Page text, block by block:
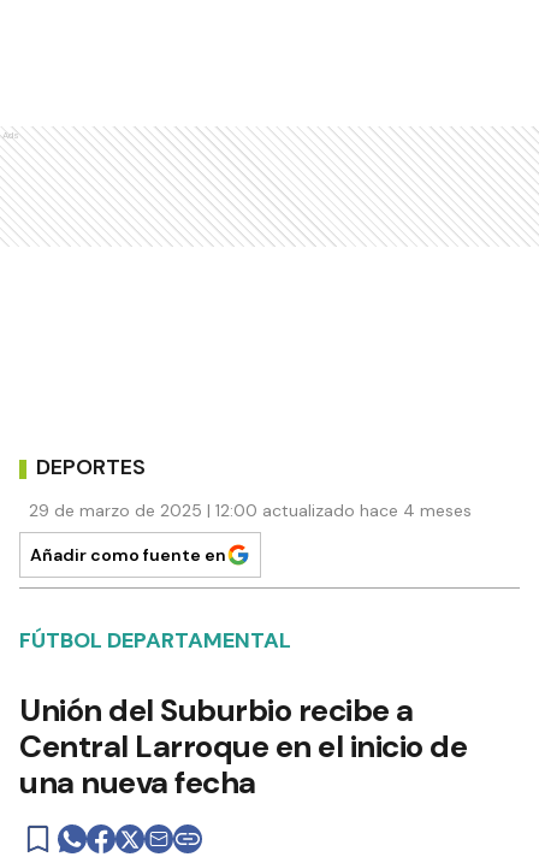
Ads
DEPORTES
29 de marzo de 2025 | 12:00 actualizado hace 4 meses
Añadir como fuente en
FÚTBOL DEPARTAMENTAL
Unión del Suburbio recibe a
Central Larroque en el inicio de
una nueva fecha